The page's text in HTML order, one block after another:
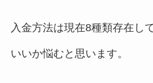
入金方法は現在8種類存在し
いいか悩むと思います。